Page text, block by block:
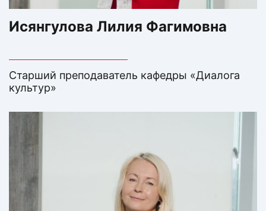
Исянгулова Лилия Фагимовна
Старший преподаватель кафедры «Диалога
культур»